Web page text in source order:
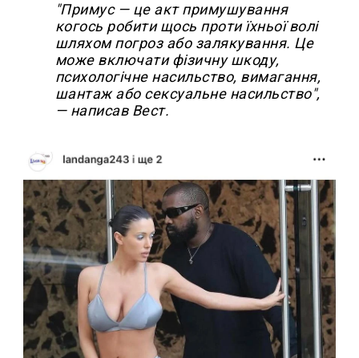
"Примус — це акт примушування
когось робити щось проти їхньої волі
шляхом погроз або залякування. Це
може включати фізичну шкоду,
психологічне насильство, вимагання,
шантаж або сексуальне насильство",
— написав Вест.